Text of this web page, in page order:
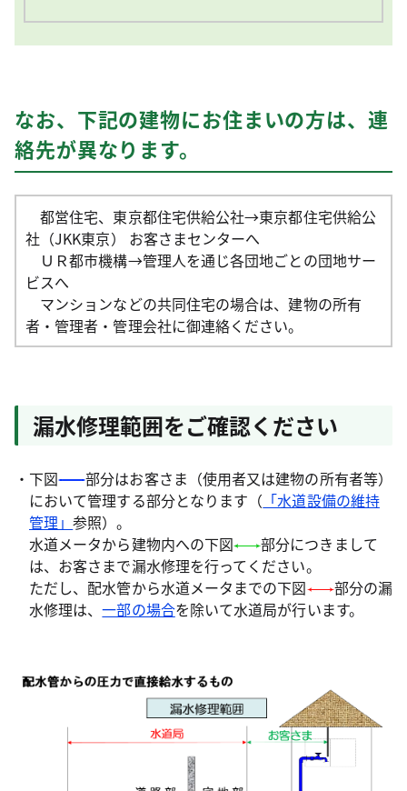
なお、下記の建物にお住まいの方は、連
絡先が異なります。
都営住宅、東京都住宅供給公社→東京都住宅供給公
社（JKK東京） お客さまセンターへ
ＵＲ都市機構→管理人を通じ各団地ごとの団地サー
ビスへ
マンションなどの共同住宅の場合は、建物の所有
者・管理者・管理会社に御連絡ください。
漏水修理範囲をご確認ください
・下図
部分はお客さま（使用者又は建物の所有者等）
において管理する部分となります（ 「水道設備の維持
管理」参照）。
水道メータから建物内への下図
部分につきまして
は、お客さまで漏水修理を行ってください。
ただし、配水管から水道メータまでの下図
部分の漏
水修理は、一部の場合を除いて水道局が行います。